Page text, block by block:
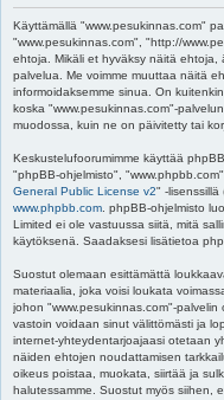
Käyttämällä "www.pesukinnas.com"
"www.pesukinnas.com", "http://
ehtoja. Mikäli et hyväksy näitä ehtoja,
palvelua. Me voimme muuttaa näitä
informoidaksemme sinua. On
koska "www.pesukinnas.com"-
muodossa, kuin ne on päivitetty tai
Keskustelufoorumimme käyttää
"phpBB-ohjelmisto",
General Public License v2" -
www.phpbb.com . phpBB-ohjelmisto
Limited ei ole vastuussa siitä, mitä
käytöksenä. Saadaksesi lisätietoa
Suostut olemaan esittämättä
materiaalia, joka voisi loukata
johon "www.pesukinnas.com"-
vastoin voidaan sinut välittömästi ja
internet-yhteydentarjoajaasi otetaan
näiden ehtojen noudattamisen
oikeus poistaa, muokata, siirtää ja
halutessamme. Suostut myös siihen,